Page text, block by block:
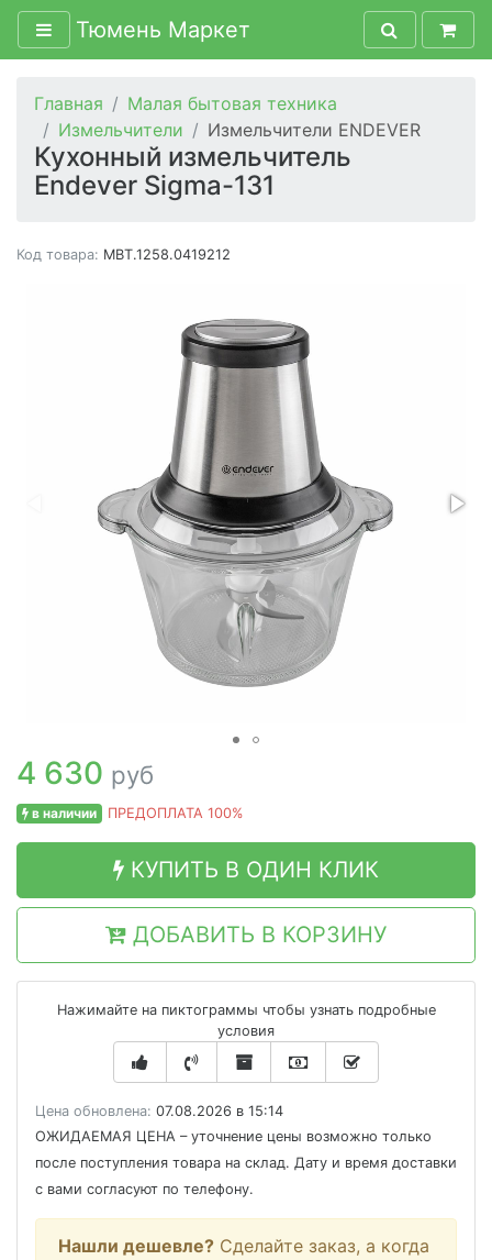
Тюмень Маркет
Главная
Малая бытовая техника
Измельчители
Измельчители ENDEVER
Кухонный измельчитель
Endever Sigma-131
Код товара: MBT.1258.0419212
4 630 руб
в наличии ПРЕДОПЛАТА 100%
КУПИТЬ В ОДИН КЛИК
ДОБАВИТЬ В КОРЗИНУ
Нажимайте на пиктограммы чтобы узнать подробные
условия
Цена обновлена: 07.08.2026 в 15:14
ОЖИДАЕМАЯ ЦЕНА – уточнение цены возможно только
после поступления товара на склад. Дату и время доставки
с вами согласуют по телефону.
Нашли дешевле? Сделайте заказ, а когда